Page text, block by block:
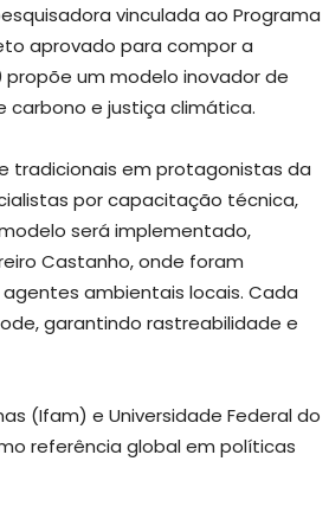
vinculada ao Programa
aprovado para compor a
propõe um modelo inovador de
e justiça climática.
tradicionais em protagonistas da
por capacitação técnica,
será implementado,
Castanho, onde foram
ambientais locais. Cada
garantindo rastreabilidade e
(Ifam) e Universidade Federal do
referência global em políticas